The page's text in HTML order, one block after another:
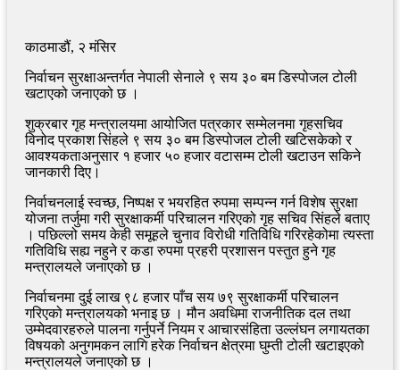
काठमाडौं, २ मंसिर
निर्वाचन सुरक्षाअन्तर्गत नेपाली सेनाले ९ सय ३० बम डिस्पोजल टोली
खटाएको जनाएको छ ।
शुक्रबार गृह मन्त्रालयमा आयोजित पत्रकार सम्मेलनमा गृहसचिव
विनोद प्रकाश सिंहले ९ सय ३० बम डिस्पोजल टोली खटिसकेको र
आवश्यकताअनुसार १ हजार ५० हजार वटासम्म टोली खटाउन सकिने
जानकारी दिए।
निर्वाचनलाई स्वच्छ, निष्पक्ष र भयरहित रुपमा सम्पन्न गर्न विशेष सुरक्षा
योजना तर्जुमा गरी सुरक्षाकर्मी परिचालन गरिएको गृह सचिव सिंहले बताए
। पछिल्लो समय केही समूहले चुनाव विरोधी गतिविधि गरिरहेकोमा त्यस्ता
गतिविधि सह्य नहुने र कडा रुपमा प्रहरी प्रशासन पस्तुत हुने गृह
मन्त्रालयले जनाएको छ ।
निर्वाचनमा दुई लाख ९८ हजार पाँच सय ७९ सुरक्षाकर्मी परिचालन
गरिएको मन्त्रालयको भनाइ छ । मौन अवधिमा राजनीतिक दल तथा
उम्मेदवारहरुले पालना गर्नुपर्ने नियम र आचारसंहिता उल्लंघन लगायतका
विषयको अनुगमकन लागि हरेक निर्वाचन क्षेत्रमा घुम्ती टोली खटाइएको
मन्त्रालयले जनाएको छ ।